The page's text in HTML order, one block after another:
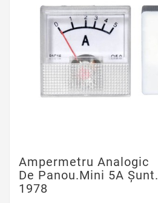
Ampermetru Analogic
De Panou.mini 5A Șunt.
1978